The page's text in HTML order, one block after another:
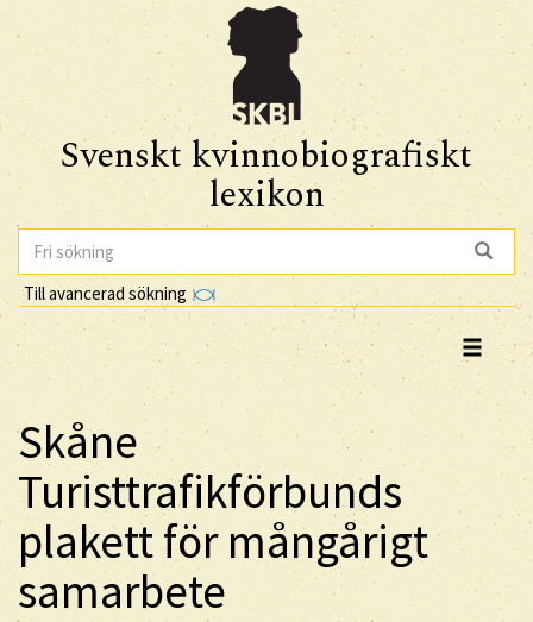
Svenskt kvinnobiografiskt
lexikon
Till avancerad sökning
Skåne
Turisttrafikförbunds
plakett för mångårigt
samarbete